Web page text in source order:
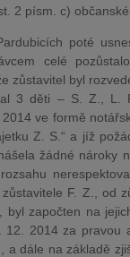
2 písm. c)
poté
celé
zůstavitel byl
3 děti – S. Z., L.
ve formě
Z. S.“ a jíž
žádné nároky
F. Z., od
byl započten na
12. 2014 za pravou
a dále na základě